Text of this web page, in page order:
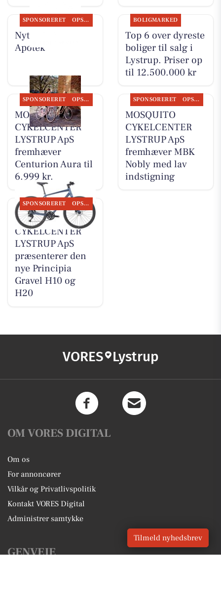
SPONSORERET OPSLAGSTAVLEN
Nyt fra Lystrup
Apotek
BOLIGMARKED
Top 6 over dyreste
boliger til salg i
Lystrup. Priser op
til 12.500.000 kr
SPONSORERET OPSLAGSTAVLEN
MOSQUITO
CYKELCENTER
LYSTRUP ApS
fremhæver
Centurion Aura til
6.999 kr.
SPONSORERET OPSLAGSTAVLEN
MOSQUITO
CYKELCENTER
LYSTRUP ApS
fremhæver MBK
Nobly med lav
indstigning
SPONSORERET OPSLAGSTAVLEN
MOSQUITO
CYKELCENTER
LYSTRUP ApS
præsenterer den
nye Principia
Gravel H10 og
H20
VORES Lystrup
OM VORES DIGITAL
Om os
For annoncører
Vilkår og Privatlivspolitik
Kontakt VORES Digital
Administrer samtykke
GENVEJE
Tilmeld nyhedsbrev